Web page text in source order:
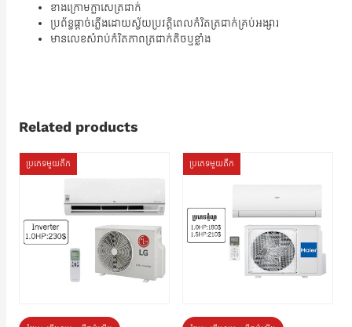
ខាងក្រោមក្លាសេត្រជាក់
ប្រព័ន្ធផ្តាច់ភ្លើងដោយស្វ័យប្រវត្តិពេលកំរិតត្រជាក់គ្រប់អង្សារ
មានលេខសំរាប់កំរិតភាពត្រជាក់តិចឬខ្លាំង
Related products
ប្រភេទមួយតឹក ប្រភេទមួយតឹក